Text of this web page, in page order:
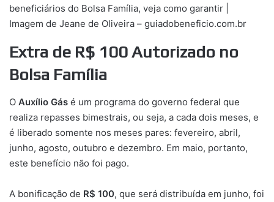
beneficiários do Bolsa Família, veja como garantir |
Imagem de Jeane de Oliveira – guiadobeneficio.com.br
Extra de R$ 100 Autorizado no
Bolsa Família
O Auxílio Gás é um programa do governo federal que
realiza repasses bimestrais, ou seja, a cada dois meses, e
é liberado somente nos meses pares: fevereiro, abril,
junho, agosto, outubro e dezembro. Em maio, portanto,
este benefício não foi pago.
A bonificação de R$ 100, que será distribuída em junho, foi